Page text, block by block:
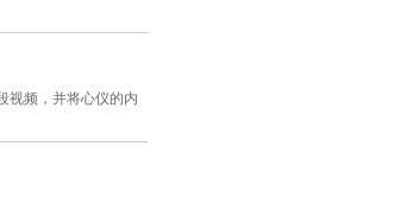
视频，并将心仪的内